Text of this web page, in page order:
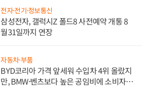
전자·전기·정보통신
삼성전자, 갤럭시Z 폴드8 사전예약 개통 8
월31일까지 연장
자동차·부품
BYD코리아 가격 앞세워 수입차 4위 올랐지
만, BMW·벤츠보다 높은 공임비에 소비자